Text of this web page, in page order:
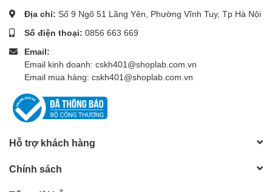
Địa chỉ: Số 9 Ngõ 51 Lãng Yên, Phường Vĩnh Tuy, Tp Hà Nội
Số điện thoại: 0856 663 669
Email:
Email kinh doanh: cskh401@shoplab.com.vn
Email mua hàng: cskh401@shoplab.com.vn
Hỗ trợ khách hàng
Chính sách